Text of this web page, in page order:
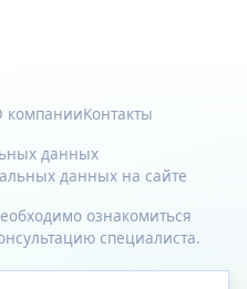
компанииКонтакты
данных
данных на сайте
ознакомиться
специалиста.